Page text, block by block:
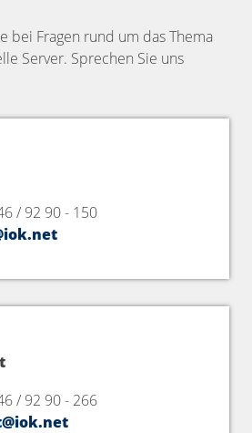
bei Fragen rund um das Thema
Server. Sprechen Sie uns
/ 92 90 - 150
/ 92 90 - 266